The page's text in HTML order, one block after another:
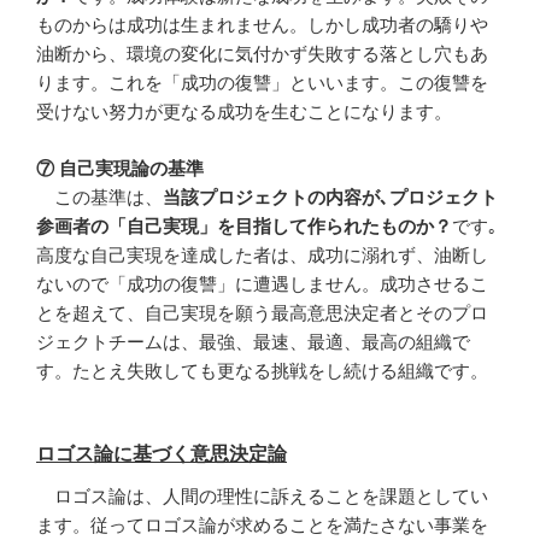
ものからは成功は生まれません。しかし成功者の驕りや
油断から、環境の変化に気付かず失敗する落とし穴もあ
ります。これを「成功の復讐」といいます。この復讐を
受けない努力が更なる成功を生むことになります。
⑦ 自己実現論の基準
この基準は、 当該プロジェクトの内容が､プロジェクト
参画者の「自己実現」を目指して作られたものか？ です｡
高度な自己実現を達成した者は、成功に溺れず、油断し
ないので「成功の復讐」に遭遇しません。成功させるこ
とを超えて、自己実現を願う最高意思決定者とそのプロ
ジェクトチームは、最強、最速、最適、最高の組織で
す。たとえ失敗しても更なる挑戦をし続ける組織です。
ロゴス論に基づく意思決定論
ロゴス論は、人間の理性に訴えることを課題としてい
ます。従ってロゴス論が求めることを満たさない事業を